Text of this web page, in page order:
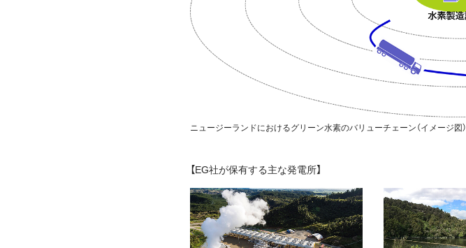
ニュージーランドにおけるグリーン水素のバリューチェーン（イメージ図）
【EG社が保有する主な発電所】